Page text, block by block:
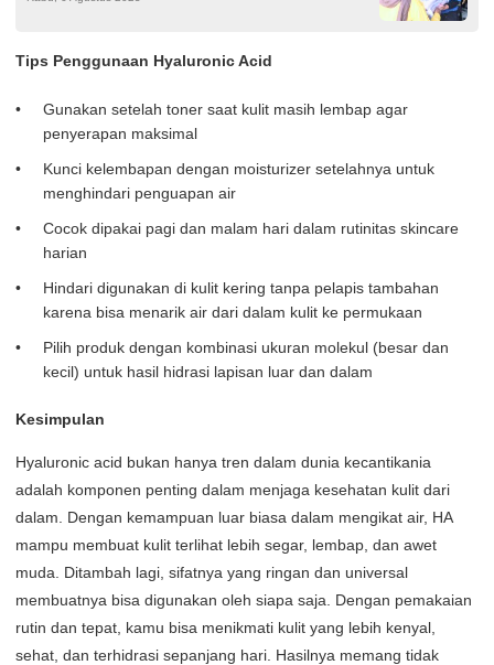
Tips Penggunaan Hyaluronic Acid
Gunakan setelah toner saat kulit masih lembap agar
penyerapan maksimal
Kunci kelembapan dengan moisturizer setelahnya untuk
menghindari penguapan air
Cocok dipakai pagi dan malam hari dalam rutinitas skincare
harian
Hindari digunakan di kulit kering tanpa pelapis tambahan
karena bisa menarik air dari dalam kulit ke permukaan
Pilih produk dengan kombinasi ukuran molekul (besar dan
kecil) untuk hasil hidrasi lapisan luar dan dalam
Kesimpulan
Hyaluronic acid bukan hanya tren dalam dunia kecantikania
adalah komponen penting dalam menjaga kesehatan kulit dari
dalam. Dengan kemampuan luar biasa dalam mengikat air, HA
mampu membuat kulit terlihat lebih segar, lembap, dan awet
muda. Ditambah lagi, sifatnya yang ringan dan universal
membuatnya bisa digunakan oleh siapa saja. Dengan pemakaian
rutin dan tepat, kamu bisa menikmati kulit yang lebih kenyal,
sehat, dan terhidrasi sepanjang hari. Hasilnya memang tidak